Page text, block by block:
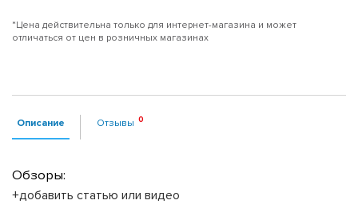
*Цена действительна только для интернет-магазина и может
отличаться от цен в розничных магазинах
Описание Отзывы
Обзоры:
+добавить статью или видео